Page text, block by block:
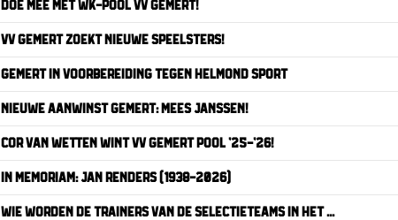
DOE MEE MET WK-POOL VV GEMERT!
VV GEMERT ZOEKT NIEUWE SPEELSTERS!
GEMERT IN VOORBEREIDING TEGEN HELMOND SPORT
NIEUWE AANWINST GEMERT: MEES JANSSEN!
COR VAN WETTEN WINT VV GEMERT POOL ’25-’26!
IN MEMORIAM: JAN RENDERS (1938-2026)
WIE WORDEN DE TRAINERS VAN DE SELECTIETEAMS IN HET ...